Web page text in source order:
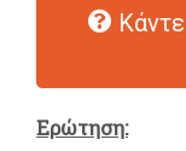
Ερώτηση: